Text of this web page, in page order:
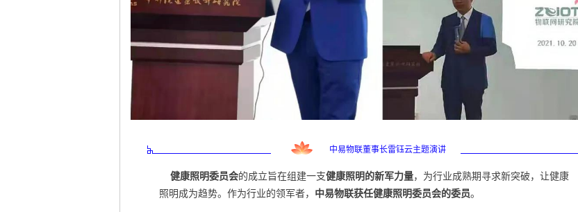
中易物联董事长雷钰云主题演讲
健康照明委员会的成立旨在组建一支健康照明的新军力量，为行业成熟期寻求新突破，让健康
照明成为趋势。作为行业的领军者， 中易物联获任健康照明委员会的委员。